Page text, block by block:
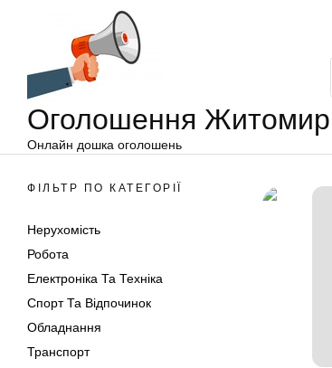
Оголошення Житомир
Онлайн дошка оголошень
ФІЛЬТР ПО КАТЕГОРІЇ
Нерухомість
Робота
Електроніка Та Техніка
Спорт Та Відпочинок
Обладнання
Транспорт